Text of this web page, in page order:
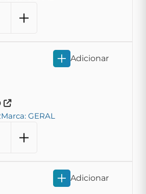
Marca: GERAL
Adicionar
Adicionar